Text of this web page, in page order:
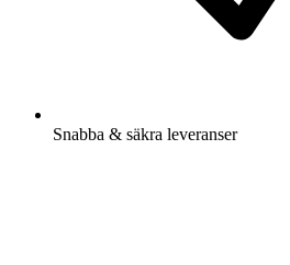
Snabba & säkra leveranser